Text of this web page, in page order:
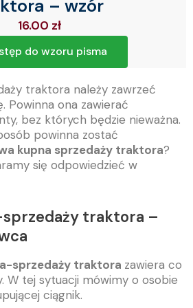
– wzór
16.00 zł
do wzoru pisma
traktora należy zawrzeć
Powinna ona zawierać
bez których będzie nieważna.
powinna zostać
kupna sprzedaży traktora?
się odpowiedzieć w
traktora –
sprzedaży traktora zawiera co
W tej sytuacji mówimy o osobie
ciągnik.